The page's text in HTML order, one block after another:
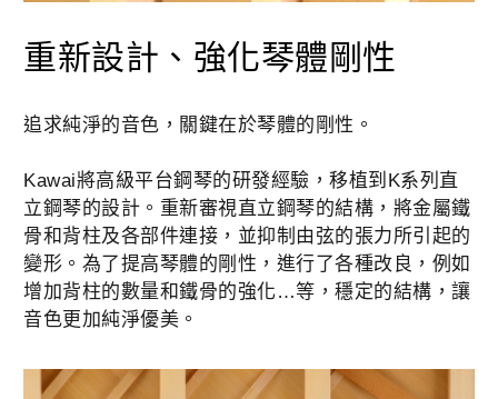
重新設計、強化琴體剛性
追求純淨的音色，關鍵在於琴體的剛性。
Kawai將高級平台鋼琴的研發經驗，移植到K系列直
立鋼琴的設計。重新審視直立鋼琴的結構，將金屬鐵
骨和背柱及各部件連接，並抑制由弦的張力所引起的
變形。為了提高琴體的剛性，進行了各種改良，例如
增加背柱的數量和鐵骨的強化…等，穩定的結構，讓
音色更加純淨優美。